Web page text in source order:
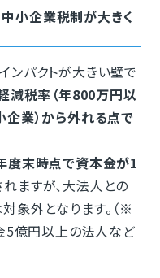
小企業税制が大きく
パクトが大きい壁で
減税率（年800万円以
業）から外れる点で
度末時点で資本金が1
ますが、大法人との
象外となります。（※
5億円以上の法人など